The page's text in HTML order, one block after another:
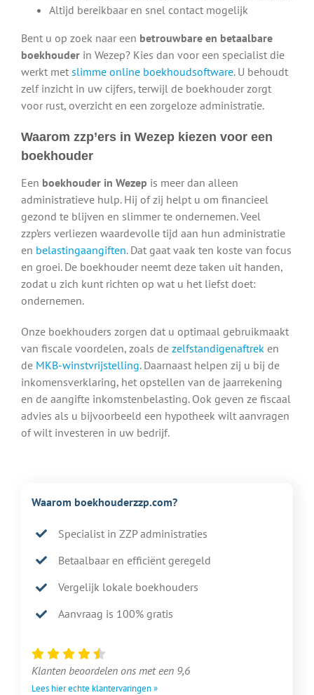
Altijd bereikbaar en snel contact mogelijk
Bent u op zoek naar een betrouwbare en betaalbare
boekhouder in Wezep? Kies dan voor een specialist die
werkt met slimme online boekhoudsoftware. U behoudt
zelf inzicht in uw cijfers, terwijl de boekhouder zorgt
voor rust, overzicht en een zorgeloze administratie.
Waarom zzp’ers in Wezep kiezen voor een
boekhouder
Een boekhouder in Wezep is meer dan alleen
administratieve hulp. Hij of zij helpt u om financieel
gezond te blijven en slimmer te ondernemen. Veel
zzp’ers verliezen waardevolle tijd aan hun administratie
en belastingaangiften. Dat gaat vaak ten koste van focus
en groei. De boekhouder neemt deze taken uit handen,
zodat u zich kunt richten op wat u het liefst doet:
ondernemen.
Onze boekhouders zorgen dat u optimaal gebruikmaakt
van fiscale voordelen, zoals de zelfstandigenaftrek en
de MKB-winstvrijstelling. Daarnaast helpen zij u bij de
inkomensverklaring, het opstellen van de jaarrekening
en de aangifte inkomstenbelasting. Ook geven ze fiscaal
advies als u bijvoorbeeld een hypotheek wilt aanvragen
of wilt investeren in uw bedrijf.
Waarom boekhouderzzp.com?
Specialist in ZZP administraties
Betaalbaar en efficiënt geregeld
Vergelijk lokale boekhouders
Aanvraag is 100% gratis
Klanten beoordelen ons met een 9,6
Lees hier echte klantervaringen »